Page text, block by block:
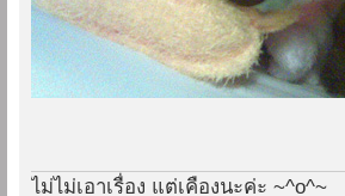
ไม่ไม่เอาเรื่อง แต่เคืองนะค่ะ ~^o^~